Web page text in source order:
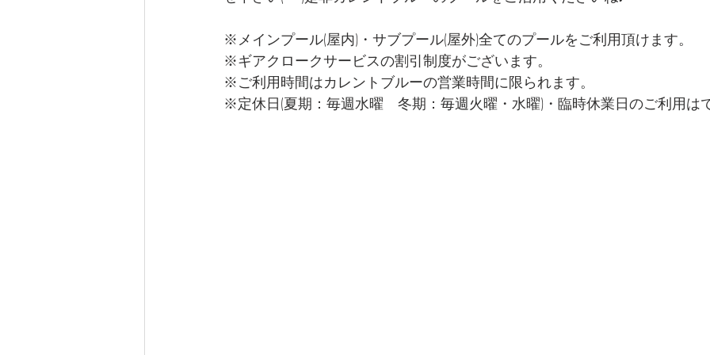
※メインプール(屋内)・サブプール(屋外)全てのプールをご利用頂けます。
※ギアクロークサービスの割引制度がございます。
※ご利用時間はカレントブルーの営業時間に限られます。
※定休日(夏期：毎週水曜　冬期：毎週火曜・水曜)・臨時休業日のご利用は